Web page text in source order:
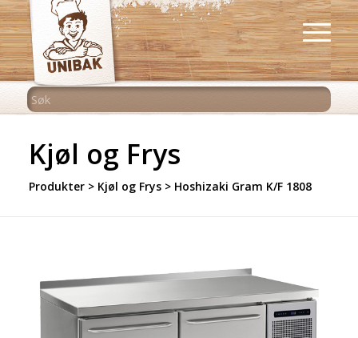
Kjøl og Frys
Produkter> Kjøl og Frys> Hoshizaki Gram K/F 1808